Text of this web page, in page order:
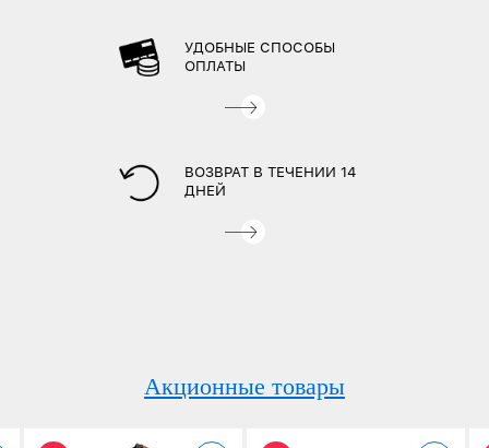
УДОБНЫЕ СПОСОБЫ
ОПЛАТЫ
ВОЗВРАТ В ТЕЧЕНИИ 14
ДНЕЙ
Акционные товары